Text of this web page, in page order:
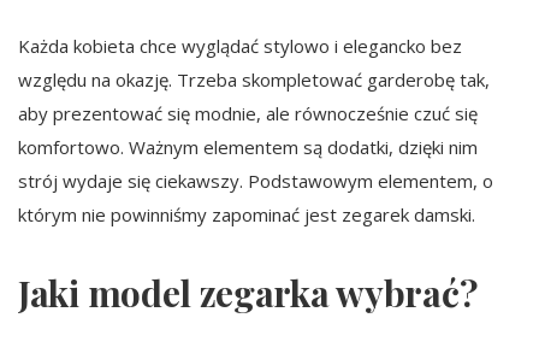
Każda kobieta chce wyglądać stylowo i elegancko bez
względu na okazję. Trzeba skompletować garderobę tak,
aby prezentować się modnie, ale równocześnie czuć się
komfortowo. Ważnym elementem są dodatki, dzięki nim
strój wydaje się ciekawszy. Podstawowym elementem, o
którym nie powinniśmy zapominać jest zegarek damski.
Jaki model zegarka wybrać?